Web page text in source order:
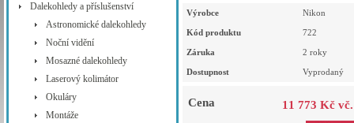
Dalekohledy a příslušenství
Astronomické dalekohledy
Noční vidění
Mosazné dalekohledy
Laserový kolimátor
Okuláry
Montáže
Výrobce Nikon
Kód produktu 722
Záruka 2 roky
Dostupnost Vyprodaný
Cena 11 773 Kč